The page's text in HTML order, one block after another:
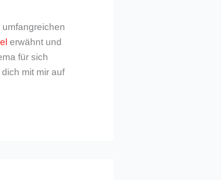
erwähnt und
für sich
mit mir auf